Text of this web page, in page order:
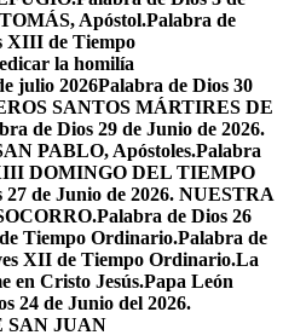
Apóstol.Palabra de
XIII de Tiempo
la homilía
julio 2026Palabra de Dios 30
SANTOS MÁRTIRES DE
de Dios 29 de Junio de 2026.
PABLO, Apóstoles.Palabra
DOMINGO DEL TIEMPO
27 de Junio de 2026. NUESTRA
Palabra de Dios 26
Tiempo Ordinario.Palabra de
XII de Tiempo Ordinario.La
en Cristo Jesús.Papa León
24 de Junio del 2026.
SAN JUAN